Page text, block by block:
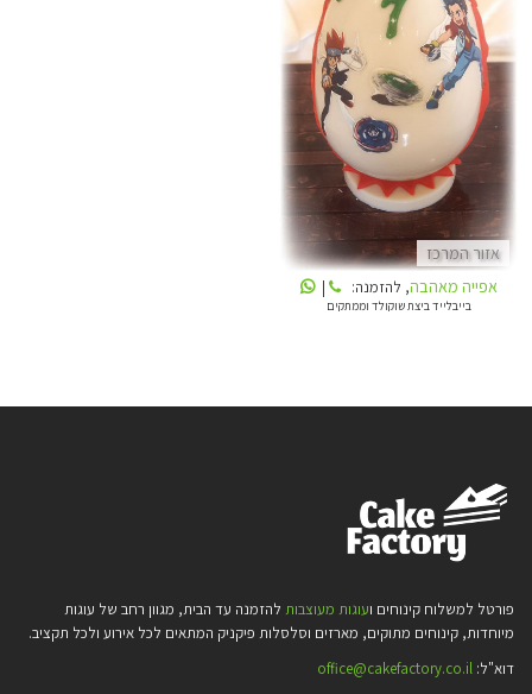
אזור המרכז
אפייה מאהבה
אפייה מאהבה, להזמנה: |
בייבלייד ביצת שוקולד וממתקים
פורטל למשלוח קינוחים ועוגות מעוצבות להזמנה עד הבית, מגוון רחב של עוגות
מיוחדות, קינוחים מתוקים, מארזים וסלסלות פיקניק המתאים לכל אירוע ולכל תקציב.
דוא"ל: office@cakefactory.co.il